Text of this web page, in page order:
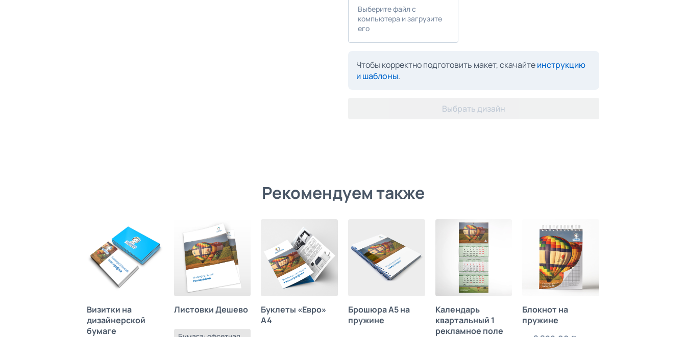
Выберите файл с
компьютера и загрузите
его
Чтобы корректно подготовить макет, скачайтеинструкцию
и шаблоны.
Выбрать дизайн
Рекомендуем также
Визитки на
дизайнерской
бумаге
Листовки Дешево
Буклеты «Евро»
А4
Брошюра А5 на
пружине
Календарь
квартальный 1
рекламное поле
Блокнот на
пружине